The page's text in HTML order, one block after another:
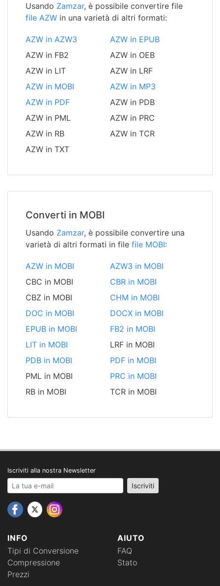
Usando Zamzar, è possibile convertire file
file AZW in una varietà di altri formati:
AZW in AZW3
AZW in EPUB
AZW in FB2
AZW in OEB
AZW in LIT
AZW in LRF
AZW in MOBI
AZW in MP3
AZW in PDF
AZW in PDB
AZW in PML
AZW in PRC
AZW in RB
AZW in TCR
AZW in TXT
Converti in MOBI
Usando Zamzar, è possibile convertire una
varietà di altri formati in file file MOBI:
AZW in MOBI
AZW3 in MOBI
CBC in MOBI
CBR in MOBI
CBZ in MOBI
CHM in MOBI
DOC in MOBI
DOCX in MOBI
EPUB in MOBI
FB2 in MOBI
LIT in MOBI
LRF in MOBI
PDB in MOBI
PDF in MOBI
PML in MOBI
PRC in MOBI
RB in MOBI
TCR in MOBI
INFO
Tipi di Conversione
Compressione
Prezzi
AIUTO
FAQ
Stato
Iscriviti alla nostra Newsletter
Your email address Iscriviti